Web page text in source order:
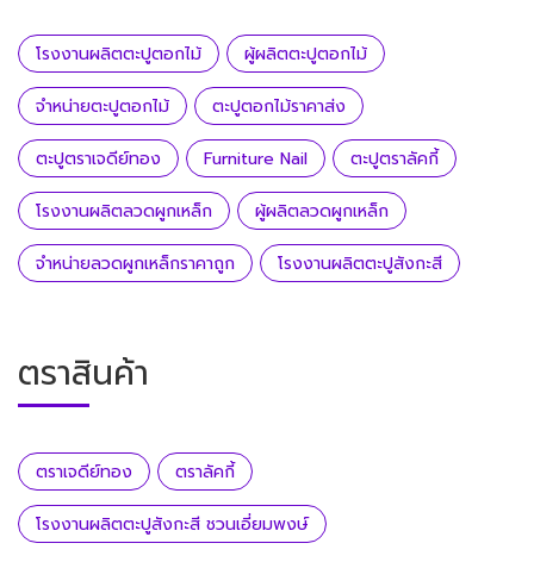
โรงงานผลิตตะปูตอกไม้ ผู้ผลิตตะปูตอกไม้
จำหน่ายตะปูตอกไม้ ตะปูตอกไม้ราคาส่ง
ตะปูตราเจดีย์ทอง Furniture Nail ตะปูตราลัคกี้
โรงงานผลิตลวดผูกเหล็ก ผู้ผลิตลวดผูกเหล็ก
จำหน่ายลวดผูกเหล็กราคาถูก โรงงานผลิตตะปูสังกะสี
ตราสินค้า
ตราเจดีย์ทอง ตราลัคกี้
โรงงานผลิตตะปูสังกะสี ชวนเอี่ยมพงษ์